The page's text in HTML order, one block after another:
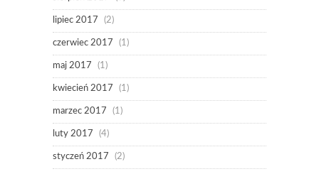
lipiec 2017 (2)
czerwiec 2017 (1)
maj 2017 (1)
kwiecień 2017 (1)
marzec 2017 (1)
luty 2017 (4)
styczeń 2017 (2)